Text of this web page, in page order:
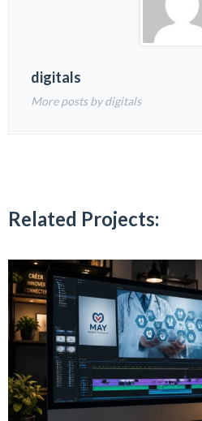
digitals
More posts by digitals
Related Projects: